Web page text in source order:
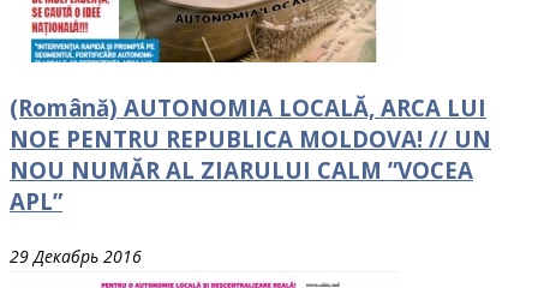
(Română) AUTONOMIA LOCALĂ, ARCA LUI
NOE PENTRU REPUBLICA MOLDOVA! // UN
NOU NUMĂR AL ZIARULUI CALM ”VOCEA
APL”
29 Декабрь 2016